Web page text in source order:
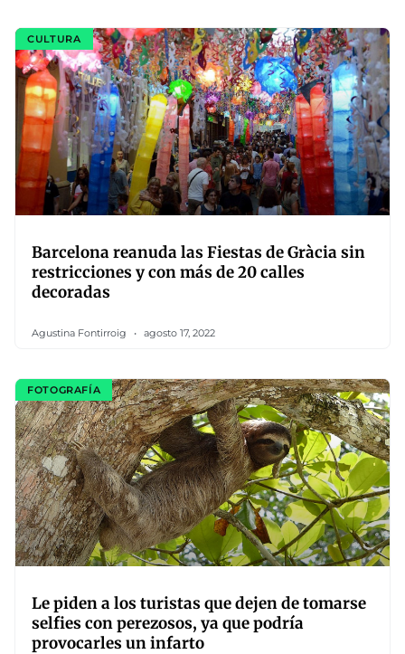
CULTURA
Barcelona reanuda las Fiestas de Gràcia sin
restricciones y con más de 20 calles
decoradas
Agustina Fontirroig agosto 17, 2022
FOTOGRAFÍA
Le piden a los turistas que dejen de tomarse
selfies con perezosos, ya que podría
provocarles un infarto